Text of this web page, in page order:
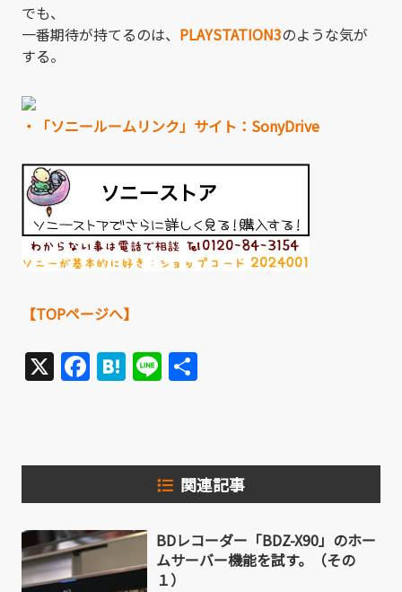
でも、
一番期待が持てるのは、 PLAYSTATION3のような気が
する。
・「ソニールームリンク」サイト：SonyDrive
【TOPページへ】
X Facebook
Hatena
Line
関連記事
BDレコーダー「BDZ-X90」のホー
ムサーバー機能を試す。（その
１）